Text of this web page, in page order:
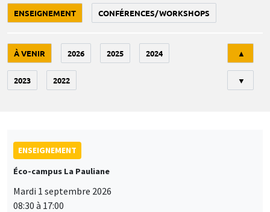
ENSEIGNEMENT CONFÉRENCES/WORKSHOPS
À VENIR 2026 2025 2024
2023 2022
▲
▼
ENSEIGNEMENT
Éco-campus La Pauliane
Mardi 1 septembre 2026
08:30 à 17:00